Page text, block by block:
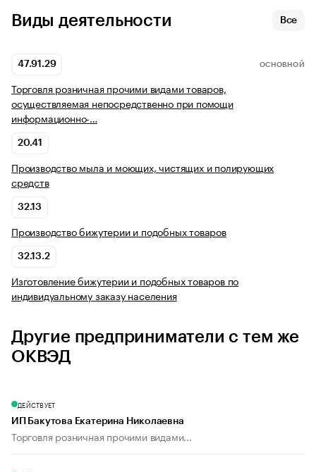
Виды деятельности Все
47.91.29 ОСНОВНОЙ
Торговля розничная прочими видами товаров,
осуществляемая непосредственно при помощи
информационно-…
20.41
Производство мыла и моющих, чистящих и полирующих
средств
32.13
Производство бижутерии и подобных товаров
32.13.2
Изготовление бижутерии и подобных товаров по
индивидуальному заказу населения
Другие предприниматели с тем же
ОКВЭД
ДЕЙСТВУЕТ
ИП Бакутова Екатерина Николаевна
Торговля розничная прочими видами...